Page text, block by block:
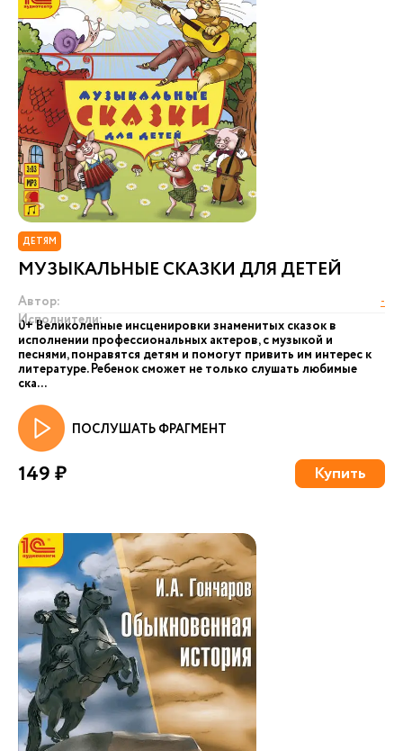
ДЕТЯМ
МУЗЫКАЛЬНЫЕ СКАЗКИ ДЛЯ ДЕТЕЙ
Автор:
-
Исполнители:
0+ Великолепные инсценировки знаменитых сказок в
исполнении профессиональных актеров, с музыкой и
песнями, понравятся детям и помогут привить им интерес к
литературе. Ребенок сможет не только слушать любимые
ска...
ПОСЛУШАТЬ ФРАГМЕНТ
149 ₽ Купить